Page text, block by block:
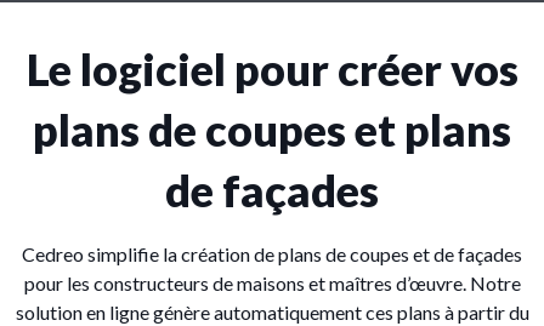
Le logiciel pour créer vos
plans de coupes et plans
de façades
Cedreo simplifie la création de plans de coupes et de façades
pour les constructeurs de maisons et maîtres d’œuvre. Notre
solution en ligne génère automatiquement ces plans à partir du